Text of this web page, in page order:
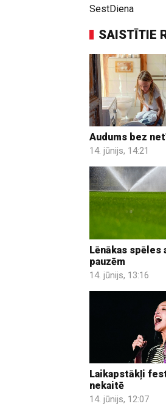
SestDiena
SAISTĪTIE
Audums bez
14. jūnijs, 14:21
Lēnākas spēles
pauzēm
14. jūnijs, 13:16
Laikapstākļi
nekaitē
14. jūnijs, 12:07